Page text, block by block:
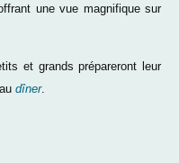
une vue magnifique sur
et grands prépareront leur
dîner.